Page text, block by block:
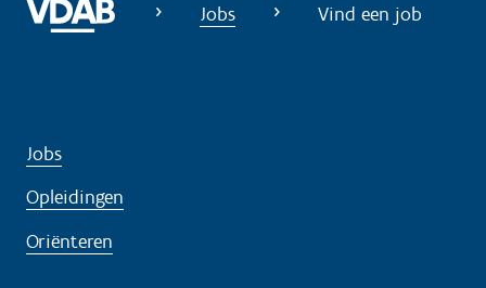
Jobs Vind een job
Jobs
Opleidingen
Oriënteren